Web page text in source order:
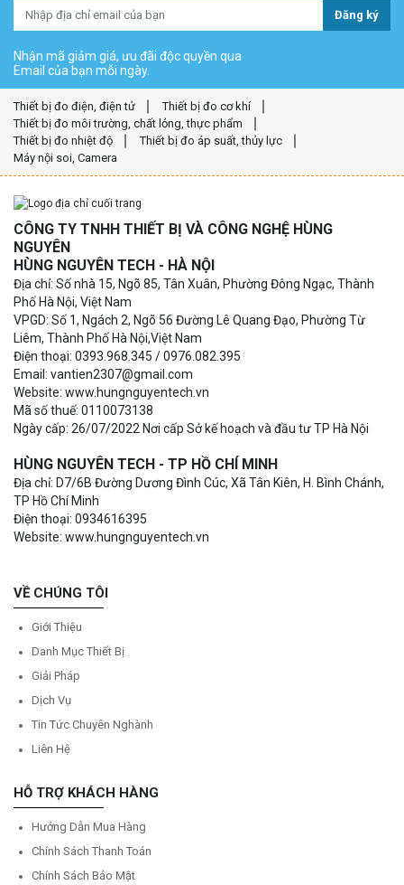
Đăng ký
Nhận mã giảm giá, ưu đãi độc quyền qua
Email của bạn mỗi ngày.
Thiết bị đo điện, điện tử
Thiết bị đo cơ khí
Thiết bị đo môi trường, chất lỏng, thực phẩm
Thiết bị đo nhiệt độ
Thiết bị đo áp suất, thủy lực
Máy nội soi, Camera
CÔNG TY TNHH THIẾT BỊ VÀ CÔNG NGHỆ HÙNG
NGUYÊN
HÙNG NGUYÊN TECH - HÀ NỘI
Địa chỉ: Số nhà 15, Ngõ 85, Tân Xuân, Phường Đông Ngạc, Thành
Phố Hà Nội, Việt Nam
VPGD: Số 1, Ngách 2, Ngõ 56 Đường Lê Quang Đạo, Phường Từ
Liêm, Thành Phố Hà Nội,Việt Nam
Điện thoại: 0393.968.345 / 0976.082.395
Email: vantien2307@gmail.com
Website: www.hungnguyentech.vn
Mã số thuế: 0110073138
Ngày cấp: 26/07/2022 Nơi cấp Sở kế hoạch và đầu tư TP Hà Nội
HÙNG NGUYÊN TECH - TP HỒ CHÍ MINH
Địa chỉ: D7/6B Đường Dương Đình Cúc, Xã Tân Kiên, H. Bình Chánh,
TP Hồ Chí Minh
Điện thoại: 0934616395
Website: www.hungnguyentech.vn
VỀ CHÚNG TÔI
Giới Thiệu
Danh Mục Thiết Bị
Giải Pháp
Dịch Vụ
Tin Tức Chuyên Nghành
Liên Hệ
HỖ TRỢ KHÁCH HÀNG
Hướng Dẫn Mua Hàng
Chính Sách Thanh Toán
Chính Sách Bảo Mật